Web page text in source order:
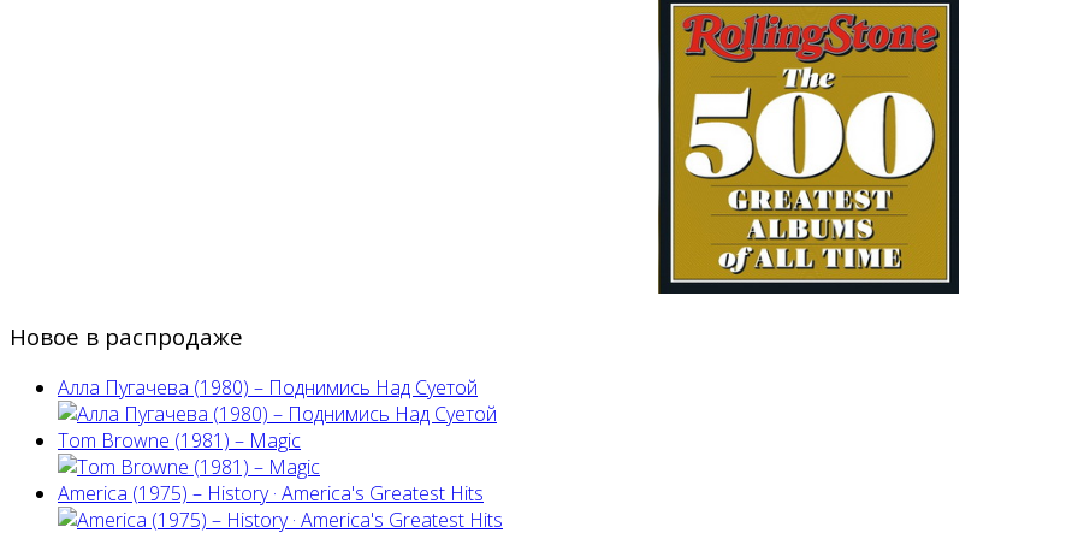
Новое в распродаже
Алла Пугачева (1980) – Поднимись Над Суетой
Tom Browne (1981) – Magic
America (1975) ‎– History · America's Greatest Hits